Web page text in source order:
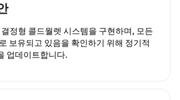
정형 콜드월렛 시스템을 구현하며, 모든
보유되고 있음을 확인하기 위해 정기적
업데이트합니다.